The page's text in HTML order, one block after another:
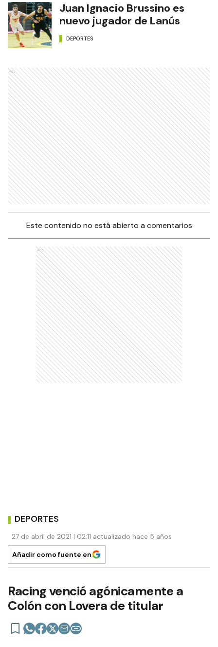
Juan Ignacio Brussino es
nuevo jugador de Lanús
DEPORTES
Ads
Este contenido no está abierto a comentarios
Ads
DEPORTES
27 de abril de 2021 | 02:11 actualizado hace 5 años
Añadir como fuente en
Racing venció agónicamente a
Colón con Lovera de titular